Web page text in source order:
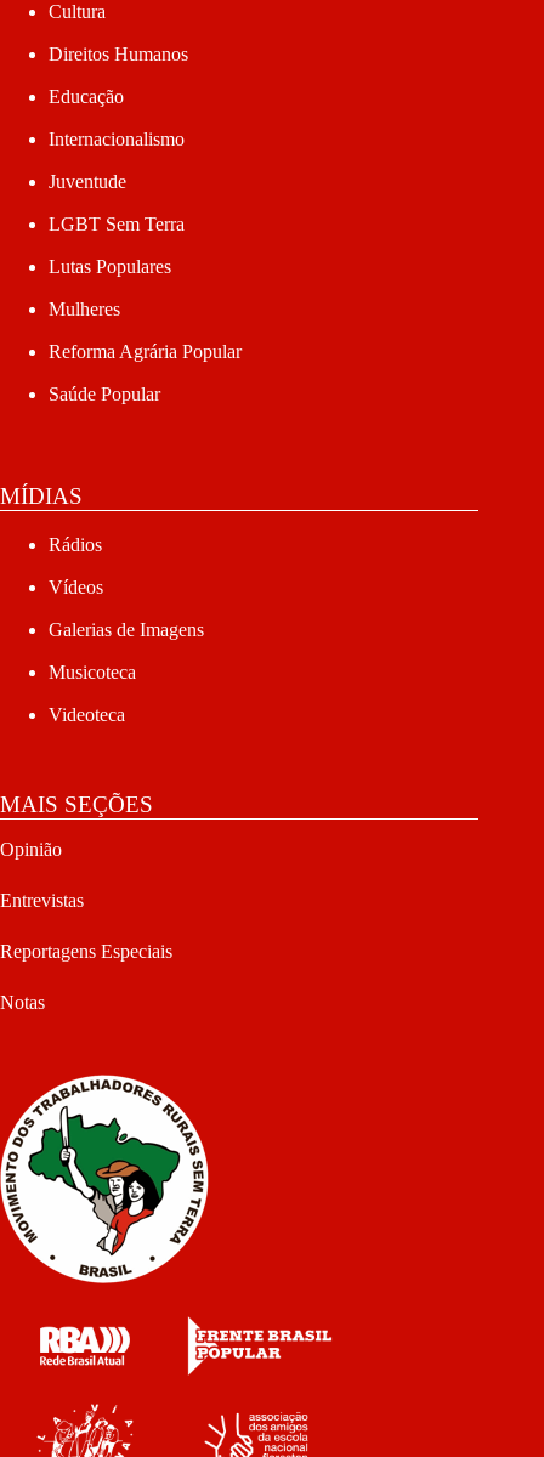
Cultura
Direitos Humanos
Educação
Internacionalismo
Juventude
LGBT Sem Terra
Lutas Populares
Mulheres
Reforma Agrária Popular
Saúde Popular
MÍDIAS
Rádios
Vídeos
Galerias de Imagens
Musicoteca
Videoteca
MAIS SEÇÕES
Opinião
Entrevistas
Reportagens Especiais
Notas